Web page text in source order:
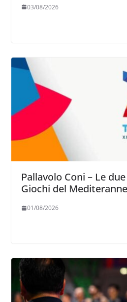
03/08/2026
Pallavolo Coni – Le
Giochi del
01/08/2026